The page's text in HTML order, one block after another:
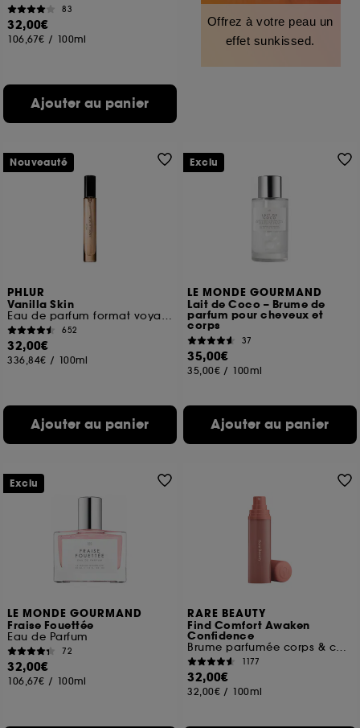
83
32,00€
106,67€ / 100ml
Ajouter au panier
Offrez à votre peau un
effet sunkissed.
PHLUR
Vanilla Skin
Eau de parfum format voyage
652
32,00€
336,84€ / 100ml
Ajouter au panier
Nouveauté
LE MONDE GOURMAND
Lait de Coco – Brume de
parfum pour cheveux et
corps
37
35,00€
35,00€ / 100ml
Ajouter au panier
Exclu
LE MONDE GOURMAND
Fraise Fouettée
Eau de Parfum
72
32,00€
106,67€ / 100ml
Exclu
RARE BEAUTY
Find Comfort Awaken
Confidence
Brume parfumée corps & cheveux
1177
32,00€
32,00€ / 100ml